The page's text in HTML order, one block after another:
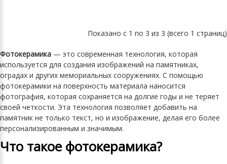
Показано с 1 по 3 из 3 (всего 1 страниц)
Фотокерамика — это современная технология, которая
используется для создания изображений на памятниках,
оградах и других мемориальных сооружениях. С помощью
фотокерамики на поверхность материала наносится
фотография, которая сохраняется на долгие годы и не теряет
своей четкости. Эта технология позволяет добавить на
памятник не только текст, но и изображение, делая его более
персонализированным и значимым.
Что такое фотокерамика?